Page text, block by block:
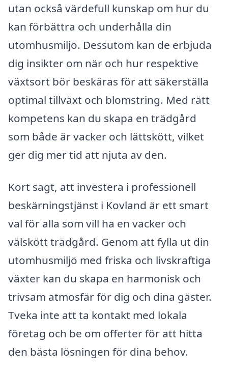
utan också värdefull kunskap om hur du
kan förbättra och underhålla din
utomhusmiljö. Dessutom kan de erbjuda
dig insikter om när och hur respektive
växtsort bör beskäras för att säkerställa
optimal tillväxt och blomstring. Med rätt
kompetens kan du skapa en trädgård
som både är vacker och lättskött, vilket
ger dig mer tid att njuta av den.
Kort sagt, att investera i professionell
beskärningstjänst i Kovland är ett smart
val för alla som vill ha en vacker och
välskött trädgård. Genom att fylla ut din
utomhusmiljö med friska och livskraftiga
växter kan du skapa en harmonisk och
trivsam atmosfär för dig och dina gäster.
Tveka inte att ta kontakt med lokala
företag och be om offerter för att hitta
den bästa lösningen för dina behov.